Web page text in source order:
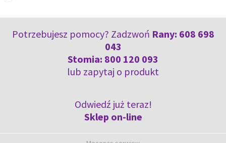
Potrzebujesz pomocy? Zadzwoń Rany: 608 698
043
Stomia: 800 120 093
lub zapytaj o produkt
Odwiedź już teraz!
Sklep on-line